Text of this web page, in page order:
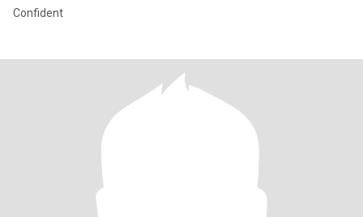
Confident